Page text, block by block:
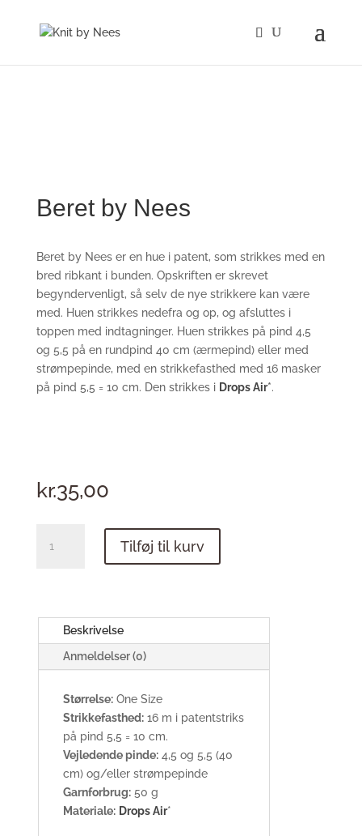
Beret by Nees
Beret by Nees er en hue i patent, som strikkes med en
bred ribkant i bunden. Opskriften er skrevet
begyndervenligt, så selv de nye strikkere kan være
med. Huen strikkes nedefra og op, og afsluttes i
toppen med indtagninger. Huen strikkes på pind 4,5
og 5,5 på en rundpind 40 cm (ærmepind) eller med
strømpepinde, med en strikkefasthed med 16 masker
på pind 5,5 = 10 cm. Den strikkes i Drops Air*.
kr.35,00
Tilføj til kurv
Beskrivelse
Anmeldelser (0)
Størrelse:One Size
Strikkefasthed:16 m i patentstriks
på pind 5,5 = 10 cm.
Vejledende pinde:4,5 og 5,5 (40
cm) og/eller strømpepinde
Garnforbrug:50 g
Materiale: Drops Air*